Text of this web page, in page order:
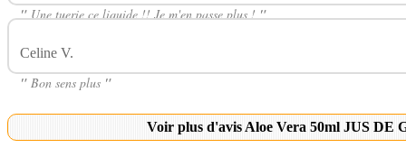
" Une tuerie ce liquide !! Je m'en passe plus ! "
Celine V.
" Bon sens plus "
Voir plus d'avis Aloe Vera 50ml JUS